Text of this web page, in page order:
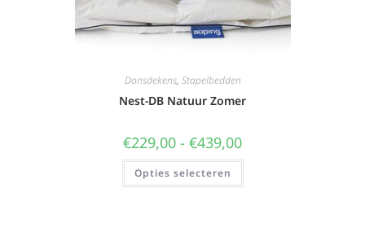
Donsdekens, Stapelbedden
Nest-DB Natuur Zomer
€229,00 - €439,00
Opties selecteren